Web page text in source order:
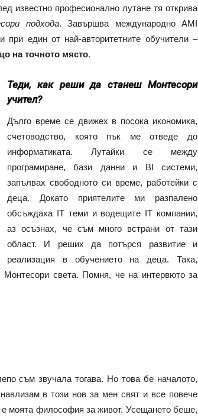
известно професионално лутане тя открива
подхода. Завършва международно AMI
един от най-авторитетните обучители –
на точното място.
Теди, как реши да станеш Монтесори
учител?
Дълго време се движех в посока икономика,
счетоводство, която пък ме отведе до
информатиката. Лутайки се между
програмиране, бази данни и BI системи,
запълвах свободното си време, работейки с
деца. Докато приятелите ми разпалено
обсъждаха IT теми и водещите IT компании,
аз осъзнах, че съм много встрани от тази
област. И реших да потърся развитие и
реализация в обучението на деца. Така,
света. Помня, че на интервюто за
съм звучала тогава. Но това бе началото,
в този нов за мен свят и все повече
е моята философия за живот. Усещането беше,